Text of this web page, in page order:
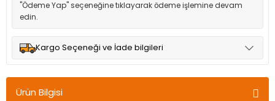
"Ödeme Yap" seçeneğine tıklayarak ödeme işlemine devam
edin.
Kargo Seçeneği ve İade bilgileri
adresinize teslim edilir.
Ürün Bilgisi